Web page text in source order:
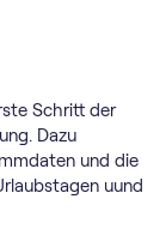
Schritt der
Dazu
und die
uund